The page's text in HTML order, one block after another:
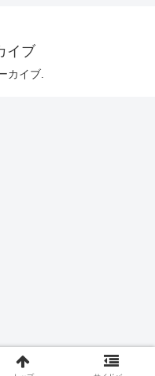
イブ
カイブ.